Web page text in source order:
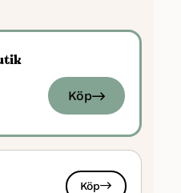
Ja
Självrengörande,
Automatisk
Kraftfull
strykresultat
på och använda
vissa användare
Köp
Köp